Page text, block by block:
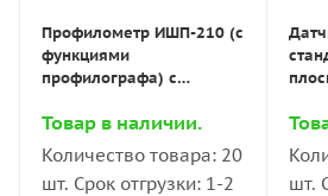
измерений -
шероховатости ИШП.
350,4 кб
140 000 руб./шт
Оформить заказ
152
TIME GROUP Inc.
(Китай)
Профилометр ИШП-210 (с
функциями
профилографа) с
Товар в наличии.
Количество товара: 20
шт. Срок отгрузки: 1-2
ИШП/
шт.